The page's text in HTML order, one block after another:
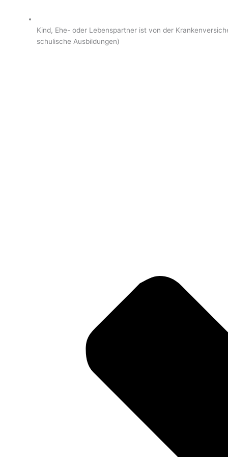
Kind, Ehe- oder Lebenspartner ist von der
schulische Ausbildungen)